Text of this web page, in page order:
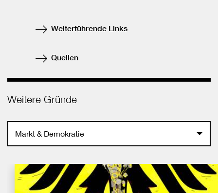
teilen
Weiterführende Links
Quellen
Weitere Gründe
Markt & Demokratie